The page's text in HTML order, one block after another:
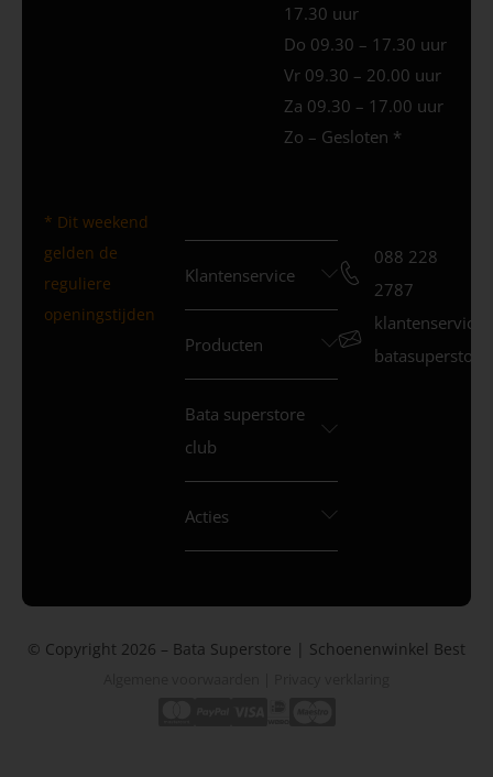
17.30 uur
Do 09.30 – 17.30 uur
Vr 09.30 – 20.00 uur
Za 09.30 – 17.00 uur
Zo – Gesloten *
* Dit weekend
gelden de
reguliere
openingstijden
Klantenservice
Producten
Bata superstore
club
Acties
088 228
2787
© Copyright 2026 – Bata Superstore | Schoenenwinkel Best